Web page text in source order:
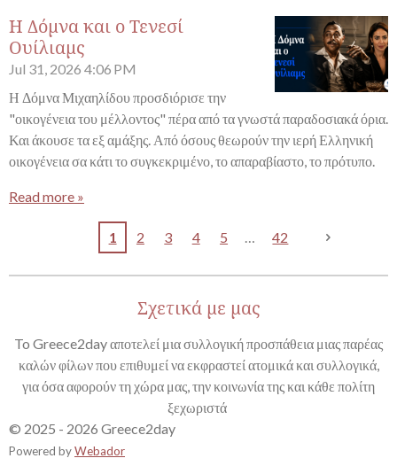
Η Δόμνα και ο Τενεσί
Ουίλιαμς
Jul 31, 2026 4:06 PM
Η Δόμνα Μιχαηλίδου προσδιόρισε την
"οικογένεια του μέλλοντος" πέρα από τα γνωστά παραδοσιακά όρια.
Και άκουσε τα εξ αμάξης. Από όσους θεωρούν την ιερή Ελληνική
οικογένεια σα κάτι το συγκεκριμένο, το απαραβίαστο, το πρότυπο.
Read more »
1 2 3 4 5 42
Σχετικά με μας
To Greece2day αποτελεί μια συλλογική προσπάθεια μιας παρέας
καλών φίλων που επιθυμεί να εκφραστεί ατομικά και συλλογικά,
για όσα αφορούν τη χώρα μας, την κοινωνία της και κάθε πολίτη
ξεχωριστά
© 2025 - 2026 Greece2day
Powered byWebador